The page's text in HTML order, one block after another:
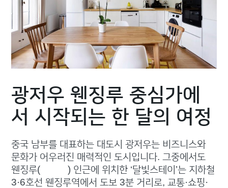
광저우 웬징루 중심가에
서 시작되는 한 달의 여정
중국 남부를 대표하는 대도시 광저우는 비즈니스와
문화가 어우러진 매력적인 도시입니다. 그중에서도
웬징루(文明路) 인근에 위치한 ‘달빛스테이’는 지하철
3·6호선 웬징루역에서 도보 3분 거리로, 교통·쇼핑·